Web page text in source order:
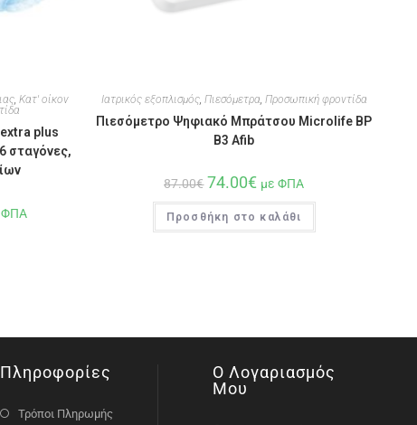
,Κατ' οίκον
plus
σταγόνες,
ΦΠΑ
Ιατρικός εξοπλισμός, Πιεσόμετρα, Προσωπική φροντίδα
Πιεσόμετρο Ψηφιακό Μπράτσου Microlife BP
B3 Afib
87.00€ 74.00€ με ΦΠΑ
Προσθήκη στο καλάθι
Πληροφορίες
Τρόποι Πληρωμής
Ο Λογαριασμός
Μου